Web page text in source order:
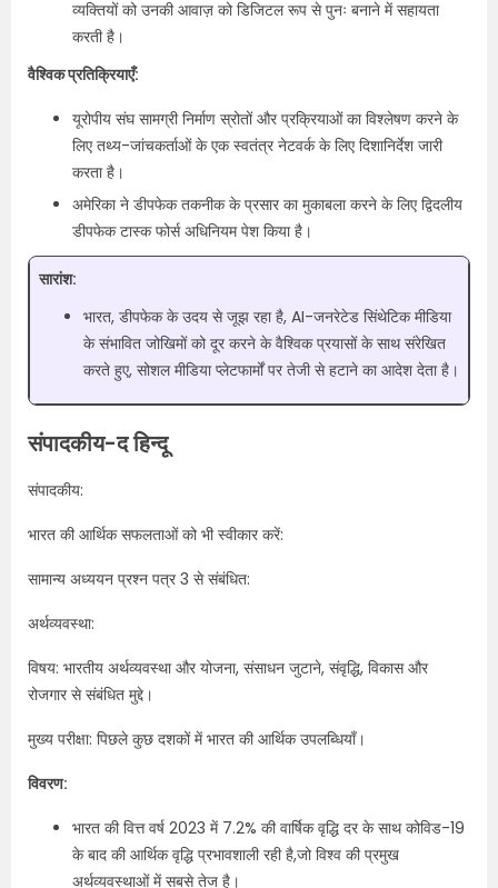
व्यक्तियों को उनकी आवाज़ को डिजिटल रूप से पुनः बनाने में सहायता
करती है।
वैश्विक प्रतिक्रियाएँ:
यूरोपीय संघ सामग्री निर्माण स्रोतों और प्रक्रियाओं का विश्लेषण करने के
लिए तथ्य-जांचकर्ताओं के एक स्वतंत्र नेटवर्क के लिए दिशानिर्देश जारी
करता है।
अमेरिका ने डीपफेक तकनीक के प्रसार का मुकाबला करने के लिए द्विदलीय
डीपफेक टास्क फोर्स अधिनियम पेश किया है।
सारांश:
भारत, डीपफेक के उदय से जूझ रहा है, AI-जनरेटेड सिंथेटिक मीडिया
के संभावित जोखिमों को दूर करने के वैश्विक प्रयासों के साथ संरेखित
करते हुए, सोशल मीडिया प्लेटफार्मों पर तेजी से हटाने का आदेश देता है।
संपादकीय-द हिन्दू
संपादकीय:
भारत की आर्थिक सफलताओं को भी स्वीकार करें:
सामान्य अध्ययन प्रश्न पत्र 3 से संबंधित:
अर्थव्यवस्था:
विषय: भारतीय अर्थव्यवस्था और योजना, संसाधन जुटाने, संवृद्धि, विकास और
रोजगार से संबंधित मुद्दे।
मुख्य परीक्षा: पिछले कुछ दशकों में भारत की आर्थिक उपलब्धियाँ।
विवरण:
भारत की वित्त वर्ष 2023 में 7.2% की वार्षिक वृद्धि दर के साथ कोविड-19
के बाद की आर्थिक वृद्धि प्रभावशाली रही है,जो विश्व की प्रमुख
अर्थव्यवस्थाओं में सबसे तेज है।